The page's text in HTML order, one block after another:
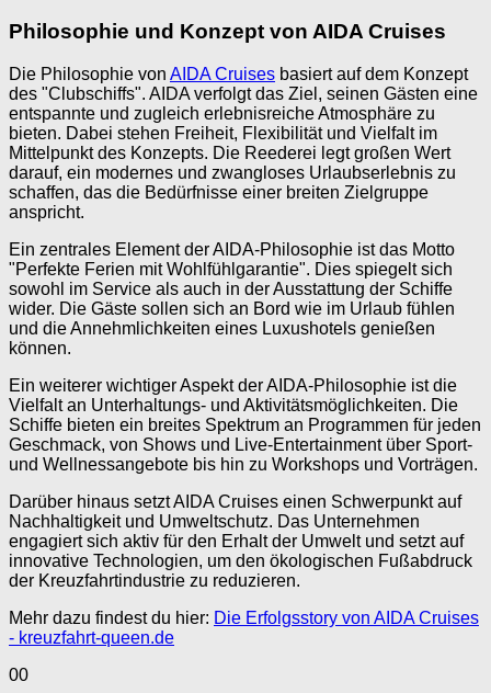
Philosophie und Konzept von AIDA Cruises
Die Philosophie von AIDA Cruises basiert auf dem Konzept
des "Clubschiffs". AIDA verfolgt das Ziel, seinen Gästen eine
entspannte und zugleich erlebnisreiche Atmosphäre zu
bieten. Dabei stehen Freiheit, Flexibilität und Vielfalt im
Mittelpunkt des Konzepts. Die Reederei legt großen Wert
darauf, ein modernes und zwangloses Urlaubserlebnis zu
schaffen, das die Bedürfnisse einer breiten Zielgruppe
anspricht.
Ein zentrales Element der AIDA-Philosophie ist das Motto
"Perfekte Ferien mit Wohlfühlgarantie". Dies spiegelt sich
sowohl im Service als auch in der Ausstattung der Schiffe
wider. Die Gäste sollen sich an Bord wie im Urlaub fühlen
und die Annehmlichkeiten eines Luxushotels genießen
können.
Ein weiterer wichtiger Aspekt der AIDA-Philosophie ist die
Vielfalt an Unterhaltungs- und Aktivitätsmöglichkeiten. Die
Schiffe bieten ein breites Spektrum an Programmen für jeden
Geschmack, von Shows und Live-Entertainment über Sport-
und Wellnessangebote bis hin zu Workshops und Vorträgen.
Darüber hinaus setzt AIDA Cruises einen Schwerpunkt auf
Nachhaltigkeit und Umweltschutz. Das Unternehmen
engagiert sich aktiv für den Erhalt der Umwelt und setzt auf
innovative Technologien, um den ökologischen Fußabdruck
der Kreuzfahrtindustrie zu reduzieren.
Mehr dazu findest du hier: Die Erfolgsstory von AIDA Cruises
- kreuzfahrt-queen.de
Anklicken
0Anklicken
0